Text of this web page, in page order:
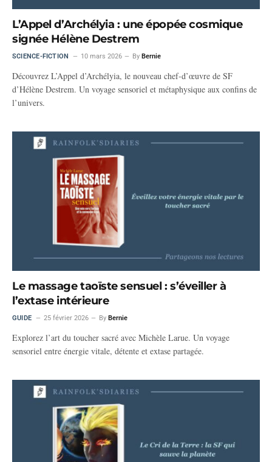
L’Appel d’Archélyia : une épopée cosmique
signée Hélène Destrem
SCIENCE-FICTION 10 mars 2026 By Bernie
Découvrez L’Appel d’Archélyia, le nouveau chef-d’œuvre de SF
d’Hélène Destrem. Un voyage sensoriel et métaphysique aux confins de
l’univers.
Le massage taoïste sensuel : s’éveiller à
l’extase intérieure
GUIDE 25 février 2026 By Bernie
Explorez l’art du toucher sacré avec Michèle Larue. Un voyage
sensoriel entre énergie vitale, détente et extase partagée.